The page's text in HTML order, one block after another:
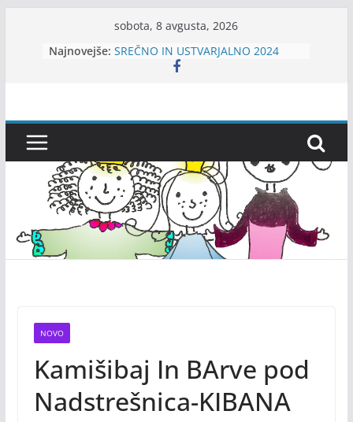
sobota, 8 avgusta, 2026
Najnovejše: SREČNO IN USTVARJALNO 2024
Kamišibaj In BArve pod
NOVO
Kamišibaj In BArve pod
Nadstrešnica-KIBANA